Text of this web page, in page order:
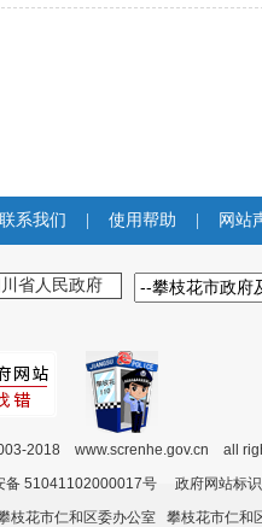
联系我们 使用帮助 网站
省人民政府
2018 www.screnhe.gov.cn all
备 51041102000017号 政府网站
枝花市仁和区委办公室 攀枝花市仁